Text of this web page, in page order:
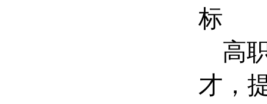
标
高
才，